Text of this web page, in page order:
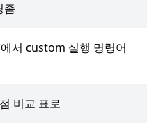
좀
서 custom 실행 명령어
비교 표로